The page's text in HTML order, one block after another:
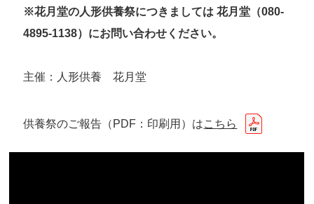
※花月堂の人形供養祭につきましては 花月堂（080-
4895-1138）にお問い合わせください。
主催：人形供養 花月堂
供養祭のご報告（PDF：印刷用）はこちら